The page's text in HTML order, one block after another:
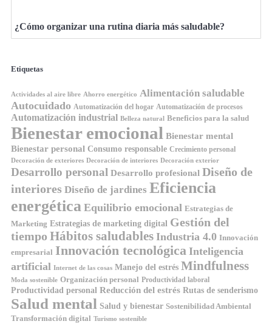
¿Cómo organizar una rutina diaria más saludable?
Etiquetas
Actividades al aire libre Ahorro energético Alimentación saludable
Autocuidado Automatización del hogar Automatización de procesos
Automatización industrial Belleza natural Beneficios para la salud
Bienestar emocional Bienestar mental
Bienestar personal Consumo responsable Crecimiento personal
Decoración de exteriores Decoración de interiores Decoración exterior
Desarrollo personal Desarrollo profesional Diseño de
interiores Diseño de jardines Eficiencia
energética Equilibrio emocional Estrategias de
Marketing Estrategias de marketing digital Gestión del
tiempo Hábitos saludables Industria 4.0 Innovación
empresarial Innovación tecnológica Inteligencia
artificial Internet de las cosas Manejo del estrés Mindfulness
Moda sostenible Organización personal Productividad laboral
Productividad personal Reducción del estrés Rutas de senderismo
Salud mental Salud y bienestar Sostenibilidad Ambiental
Transformación digital
Turismo sostenible